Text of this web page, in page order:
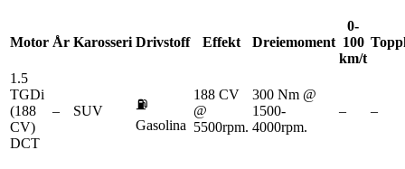
Motor År Karosseri Drivstoff Effekt Dreiemoment
0-
100
km/t
1.5
TGDi
(188
CV)
DCT
– SUV
⛽
Gasolina
188 CV
@
5500rpm.
300 Nm @
1500-
4000rpm.
– –